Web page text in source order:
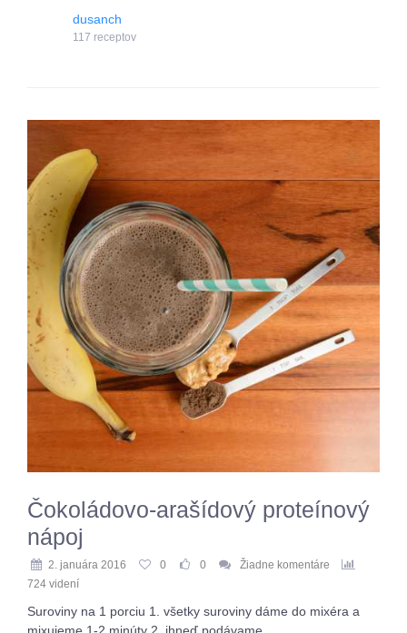
dusanch
117 receptov
Čokoládovo-arašídový proteínový
nápoj
2. januára 2016 0 0
Žiadne komentáre
724 videní
Suroviny na 1 porciu 1. všetky suroviny dáme do mixéra a